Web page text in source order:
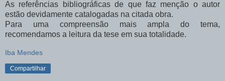
As referências bibliográficas de que faz menção o autor
estão devidamente catalogadas na citada obra.
Para uma compreensão mais ampla do tema,
recomendamos a leitura da tese em sua totalidade.
Iba Mendes
Compartilhar